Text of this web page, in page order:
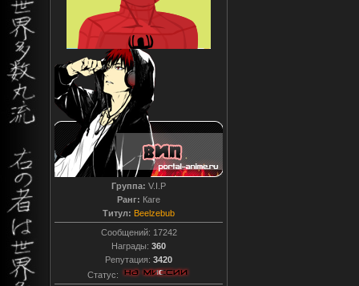
Группа: V.I.P
Ранг: Каге
Титул: Beelzebub
Сообщений: 17242
Награды: 360
Репутация: 3420
Статус: